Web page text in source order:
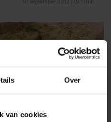
Over
van cookies
10 september 2012 1 min